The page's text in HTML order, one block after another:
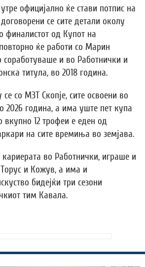
официјално ќе стави потпис на
се сите детали околу
финалистот од Купот на
ќе работи со Марин
соработуваше и во Работнички и
титула, во 2018 година.
со МЗТ Скопје, сите освоени во
2026 година, а има уште пет купа
вкупно 12 трофеи е еден од
на сите времиња во земјава.
кариерата во Работнички, играше и
и Кожув, а има и
бидејќи три сезони
тим Кавала.